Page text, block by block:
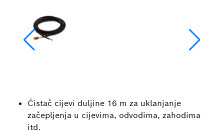
Čistač cijevi duljine 16 m za uklanjanje
začepljenja u cijevima, odvodima, zahodima
itd.